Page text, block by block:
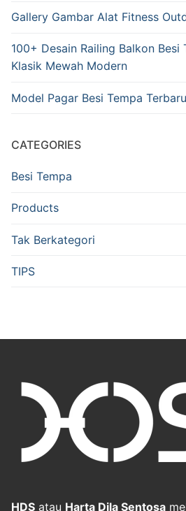
Gallery Gambar Alat Fitness
100+ Desain Railing Balkon Besi
Klasik Mewah Modern
Model Pagar Besi Tempa
CATEGORIES
Besi Tempa
Products
Tak Berkategori
TIPS
HDS atau Harta Dila Sentosa